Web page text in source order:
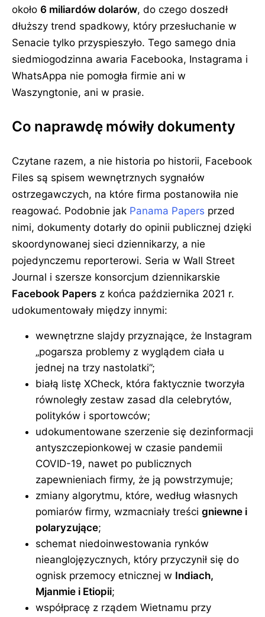
około 6 miliardów dolarów, do czego doszedł
dłuższy trend spadkowy, który przesłuchanie w
Senacie tylko przyspieszyło. Tego samego dnia
siedmiogodzinna awaria Facebooka, Instagrama i
WhatsAppa nie pomogła firmie ani w
Waszyngtonie, ani w prasie.
Co naprawdę mówiły dokumenty
Czytane razem, a nie historia po historii, Facebook
Files są spisem wewnętrznych sygnałów
ostrzegawczych, na które firma postanowiła nie
reagować. Podobnie jak Panama Papers przed
nimi, dokumenty dotarły do opinii publicznej dzięki
skoordynowanej sieci dziennikarzy, a nie
pojedynczemu reporterowi. Seria w Wall Street
Journal i szersze konsorcjum dziennikarskie
Facebook Papers z końca października 2021 r.
udokumentowały między innymi:
wewnętrzne slajdy przyznające, że Instagram
pogarsza problemy z wyglądem ciała u
jednej na trzy nastolatki ;
białą listę XCheck, która faktycznie tworzyła
równoległy zestaw zasad dla celebrytów,
polityków i sportowców;
udokumentowane szerzenie się dezinformacji
antyszczepionkowej w czasie pandemii
COVID-19, nawet po publicznych
zapewnieniach firmy, że ją powstrzymuje;
zmiany algorytmu, które, według własnych
pomiarów firmy, wzmacniały treści gniewne i
polaryzujące;
schemat niedoinwestowania rynków
nieanglojęzycznych, który przyczynił się do
ognisk przemocy etnicznej w Indiach,
Mjanmie i Etiopii;
współpracę z rządem Wietnamu przy